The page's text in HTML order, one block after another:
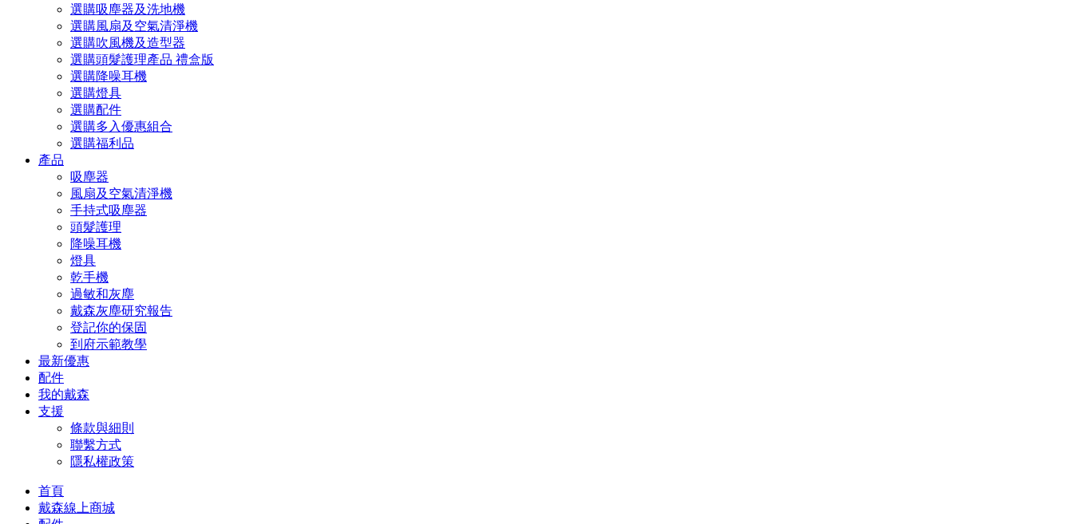
選購吸塵器及洗地機
選購風扇及空氣清淨機
選購吹風機及造型器
選購頭髮護理產品 禮盒版
選購降噪耳機
選購燈具
選購配件
選購多入優惠組合
選購福利品
產品
吸塵器
風扇及空氣清淨機
手持式吸塵器
頭髮護理
降噪耳機
燈具
乾手機
過敏和灰塵
戴森灰塵研究報告
登記你的保固
到府示範教學
最新優惠
配件
我的戴森
支援
條款與細則
聯繫方式
隱私權政策
首頁
戴森線上商城